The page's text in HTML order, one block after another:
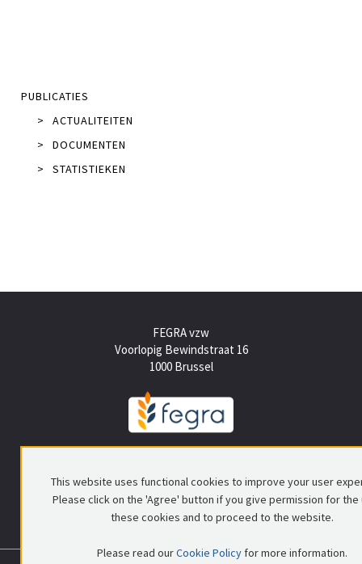
PUBLICATIES
>
ACTUALITEITEN
>
DOCUMENTEN
>
STATISTIEKEN
FEGRA vzw
Voorlopig Bewindstraat 16
1000 Brussel
info@fegra.be
This website uses functional cookies to improve your user
Please click on the 'Agree' button if you give permission for the
these cookies and to proceed to the website.
Please read ourCookie Policy for more information.